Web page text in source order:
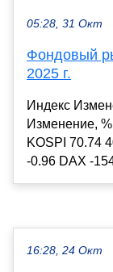
05:28, 31 Окт
Фондовый
2025 г.
Индекс
Изменение,
KOSPI 70.74
-0.96 DAX -
16:28, 24 Окт